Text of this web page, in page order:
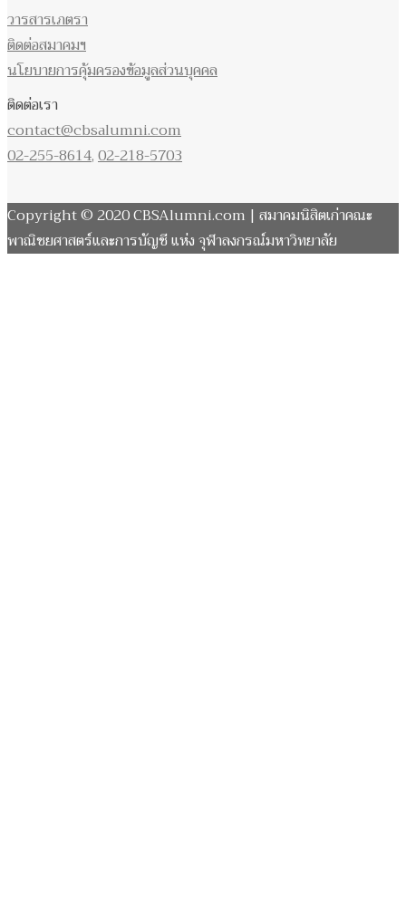
วารสารเภตรา
ติดต่อสมาคมฯ
นโยบายการคุ้มครองข้อมูลส่วนบุคคล
ติดต่อเรา
contact@cbsalumni.com
02-255-8614,02-218-5703
Copyright © 2020 CBSAlumni.com | สมาคมนิสิตเก่าคณะ
พาณิชยศาสตร์และการบัญชี แห่ง จุฬาลงกรณ์มหาวิทยาลัย